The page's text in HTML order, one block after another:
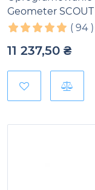
Geometer SCOUT
( 94 )
11 237,50 ₴